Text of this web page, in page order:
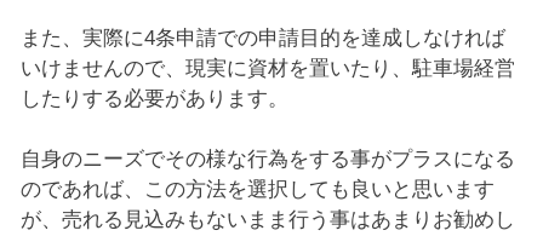
また、実際に4条申請での申請目的を達成しなければ
いけませんので、現実に資材を置いたり、駐車場経営
したりする必要があります。
自身のニーズでその様な行為をする事がプラスになる
のであれば、この方法を選択しても良いと思います
が、売れる見込みもないまま行う事はあまりお勧めし